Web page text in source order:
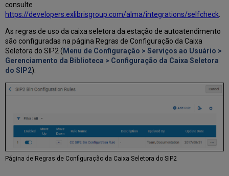
consulte
https://developers.exlibrisgroup.com/alma/integrations/selfcheck.
As regras de uso da caixa seletora da estação de autoatendimento
são configuradas na página Regras de Configuração da Caixa
Seletora do SIP2 ( Menu de Configuração > Serviços ao Usuário >
Gerenciamento da Biblioteca > Configuração da Caixa Seletora
do SIP2).
Página de Regras de Configuração da Caixa Seletora do SIP2